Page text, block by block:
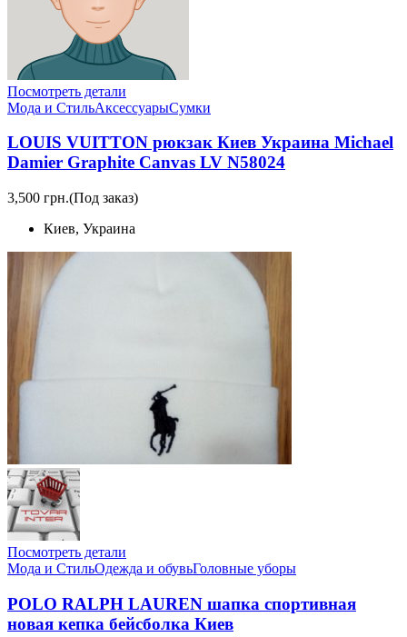
Посмотреть детали
Мода и СтильАксессуарыСумки
LOUIS VUITTON рюкзак Киев Украина Michael
Damier Graphite Canvas LV N58024
3,500 грн.(Под заказ)
Киев, Украина
Посмотреть детали
Мода и СтильОдежда и обувьГоловные уборы
POLO RALPH LAUREN шапка спортивная
новая кепка бейсболка Киев